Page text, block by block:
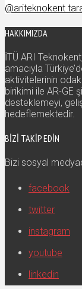
@ariteknokent
HAKKIMIZDA
İTÜ ARI
amacıyla
aktivitelerinin odak
birikimi ile AR-GE
desteklemeyi,
hedeflemektedir.
BIZI TAKIP EDIN
Bizi sosyal
facebook
twitter
instagram
youtube
linkedin